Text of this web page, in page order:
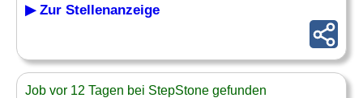
▶ Zur Stellenanzeige
Job vor 12 Tagen bei StepStone gefunden